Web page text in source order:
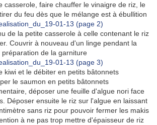
casserole, faire chauffer le vinaigre de riz, le
du feu dès que le mélange est à ébullition
de la petite casserole à celle contenant le riz
Couvrir à nouveau d'un linge pendant la
préparation de la garniture
kiwi et le débiter en petits bâtonnets
le saumon en petits bâtonnets
déposer une feuille d'algue nori face
Déposer ensuite le riz sur l'algue en laissant
sans riz pour pouvoir fermer les makis
à ne pas trop mettre d'épaisseur de riz